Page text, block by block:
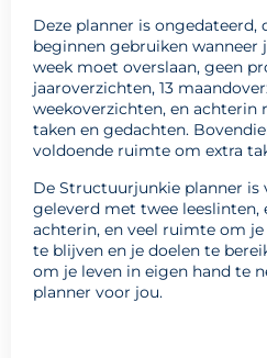
Deze planner is ongedateerd,
beginnen gebruiken wanneer
week moet overslaan, geen
jaaroverzichten, 13
weekoverzichten, en achterin
taken en gedachten.
voldoende ruimte om extra
De Structuurjunkie planner
geleverd met twee leeslinten,
achterin, en veel ruimte om
te blijven en je doelen te
om je leven in eigen hand te
planner voor jou.